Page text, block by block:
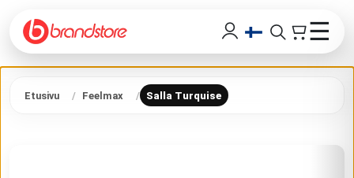
☰
Etusivu Feelmax Salla Turquise